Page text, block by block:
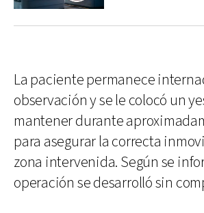
La paciente permanece
observación y se le colocó un
mantener durante
para asegurar la correcta
zona intervenida. Según se
operación se desarrolló sin